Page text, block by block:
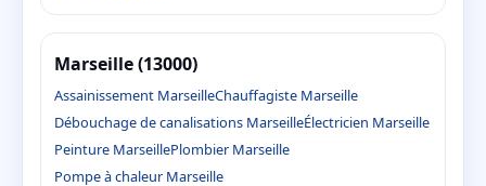
Marseille (13000)
Assainissement MarseilleChauffagiste Marseille
Débouchage de canalisations MarseilleÉlectricien Marseille
Peinture MarseillePlombier Marseille
Pompe à chaleur Marseille